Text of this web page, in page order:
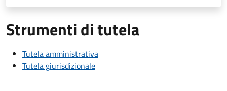
Strumenti di tutela
Tutela amministrativa
Tutela giurisdizionale